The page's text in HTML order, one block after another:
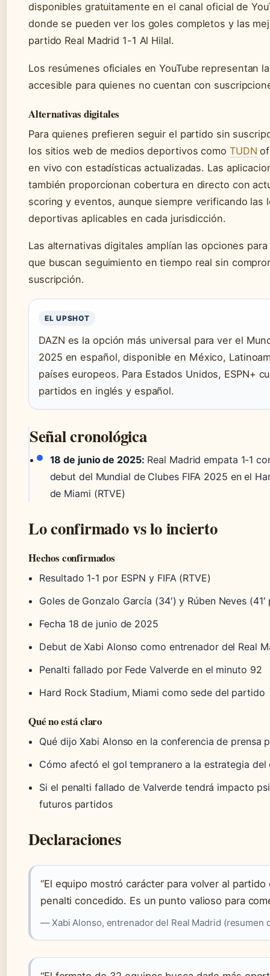
disponibles gratuitamente en el canal oficial de
donde se pueden ver los goles completos y las
partido Real Madrid 1-1 Al Hilal.
Los resúmenes oficiales en YouTube representan
accesible para quienes no cuentan con
Alternativas digitales
Para quienes prefieren seguir el partido sin
los sitios web de medios deportivos como TUDN
en vivo con estadísticas actualizadas. Las
también proporcionan cobertura en directo con
scoring y eventos, aunque siempre verificando las
deportivas aplicables en cada jurisdicción.
Las alternativas digitales amplían las opciones
que buscan seguimiento en tiempo real sin
suscripción.
EL UPSHOT
DAZN es la opción más universal para ver el
2025 en español, disponible en México,
países europeos. Para Estados Unidos, ESPN+
partidos en inglés y español.
Señal cronológica
18 de junio de 2025: Real Madrid empata 1-1
debut del Mundial de Clubes FIFA 2025 en el
de Miami (RTVE)
Lo confirmado vs lo incierto
Hechos confirmados
Resultado 1-1 por ESPN y FIFA (RTVE)
Goles de Gonzalo García (34′) y Rúben Neves (41′
Fecha 18 de junio de 2025
Debut de Xabi Alonso como entrenador del Real
Penalti fallado por Fede Valverde en el minuto 92
Hard Rock Stadium, Miami como sede del partido
Qué no está claro
Qué dijo Xabi Alonso en la conferencia de prensa
Cómo afectó el gol tempranero a la estrategia del
Si el penalti fallado de Valverde tendrá impacto
futuros partidos
Declaraciones
“El equipo mostró carácter para volver al
penalti concedido. Es un punto valioso para
— Xabi Alonso, entrenador del Real Madrid (resumen